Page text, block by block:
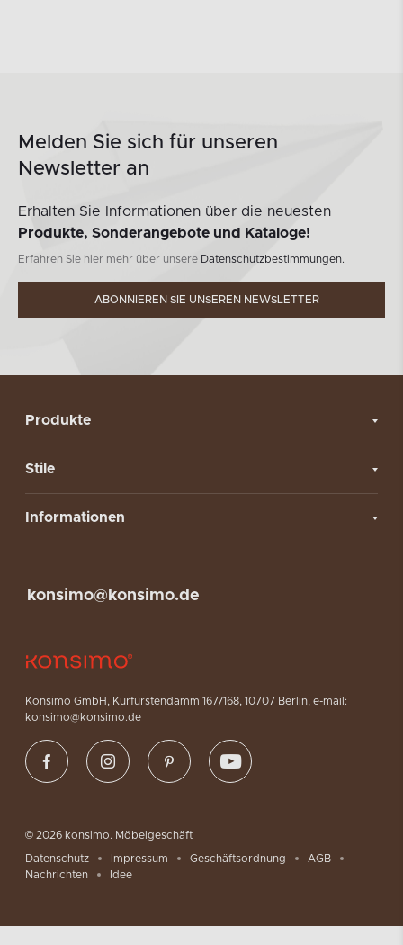
Melden Sie sich für unseren
Newsletter an
Erhalten Sie Informationen über die neuesten
Produkte, Sonderangebote und Kataloge!
Erfahren Sie hier mehr über unsere Datenschutzbestimmungen.
ABONNIEREN SIE UNSEREN NEWSLETTER
Produkte
Stile
Informationen
Konsimo GmbH, Kurfürstendamm 167/168, 10707 Berlin, e-mail:
konsimo@konsimo.de
konsimo@konsimo.de
© 2026 konsimo. Möbelgeschäft
Datenschutz Impressum Geschäftsordnung
AGB
Nachrichten
Idee